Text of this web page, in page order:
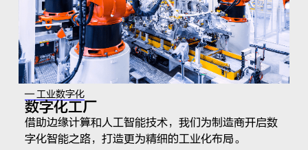
— 工业数字化
数字化工厂
借助边缘计算和人工智能技术，我们为制造商开启数
字化智能之路，打造更为精细的工业化布局。